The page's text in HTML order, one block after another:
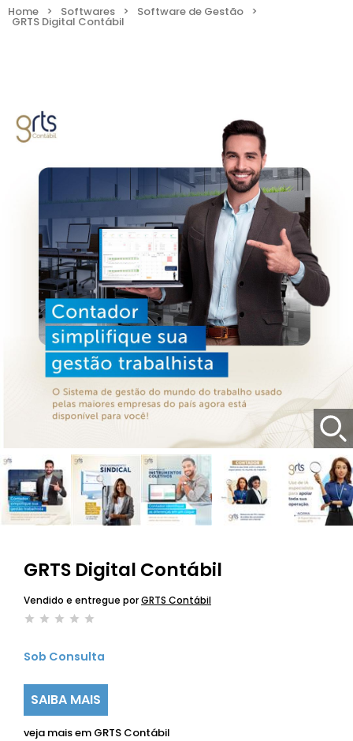
Home > Softwares > Software de Gestão >
GRTS Digital Contábil
GRTS Digital Contábil
Vendido e entregue porGRTS Contábil
Sob Consulta
SAIBA MAIS
veja mais em GRTS Contábil